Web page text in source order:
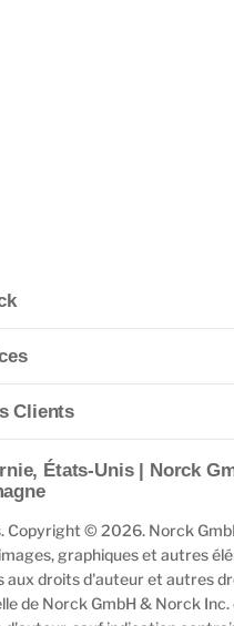
Clients
États-Unis | Norck
Copyright © 2026. Norck
graphiques et autres
aux droits d'auteur et autres
de Norck GmbH & Norck